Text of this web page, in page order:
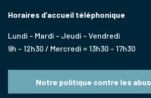
Horaires d’accueil téléphonique
Lundi – Mardi – Jeudi – Vendredi
9h – 12h30 / Mercredi = 13h30 – 17h30
Notre politique contre les abus